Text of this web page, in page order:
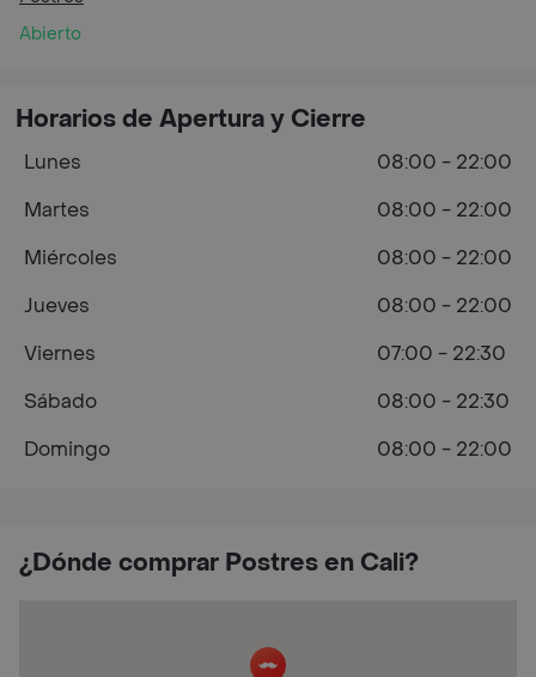
Abierto
¿Dónde comprar Postres en Cali?
Horarios de Apertura y Cierre
Lunes
08:00 - 22:00
Martes
08:00 - 22:00
Miércoles
08:00 - 22:00
Jueves
08:00 - 22:00
Viernes
07:00 - 22:30
Sábado
08:00 - 22:30
Domingo
08:00 - 22:00